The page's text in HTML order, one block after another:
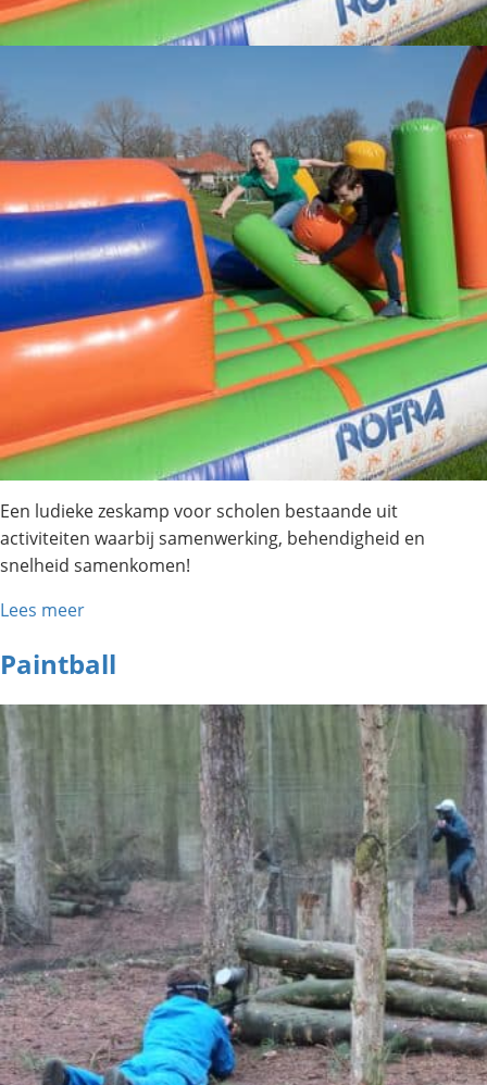
Een ludieke zeskamp voor scholen bestaande uit
activiteiten waarbij samenwerking, behendigheid en
snelheid samenkomen!
Lees meer
Paintball